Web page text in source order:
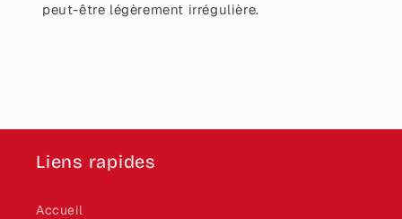
peut-être légèrement irrégulière.
Liens rapides
Accueil